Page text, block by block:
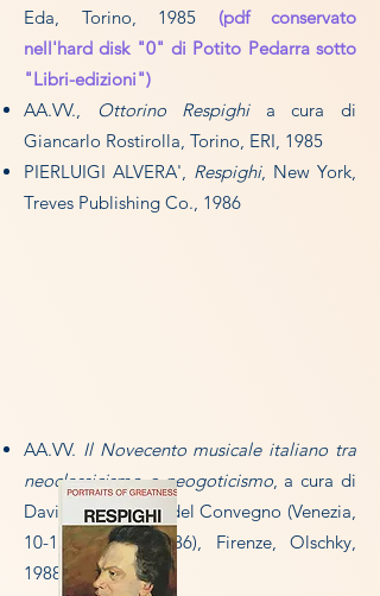
Eda, Torino, 1985 (pdf conservato
nell'hard disk "0" di Potito Pedarra sotto
"Libri-edizioni")
AA.VV.,
Ottorino Respighi a cura di
Giancarlo Rostirolla, Torino, ERI, 1985
PIERLUIGI ALVERA', Respighi, New York,
Treves Publishing Co., 1986
AA.VV. Il Novecento musicale italiano tra
neoclassicismo e neogoticismo, a cura di
David Bryant. Atti del Convegno (Venezia,
10-12 ottobre 1986), Firenze, Olschky,
1988